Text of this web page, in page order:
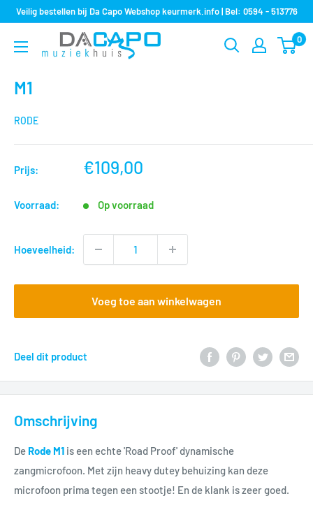
naar
Veilig bestellen bij Da Capo Webshop keurmerk.info | Bel: 0594 - 513776
Muziekhuis
Da
0
M1
RODE
Prijs:
nu
€109,00
Voorraad: Op voorraad
Hoeveelheid:
Voeg toe aan winkelwagen
Deel dit product
Omschrijving
De Rode M1 is een echte 'Road Proof' dynamische
zangmicrofoon. Met zijn heavy dutey behuizing kan deze
microfoon prima tegen een stootje! En de klank is zeer goed.